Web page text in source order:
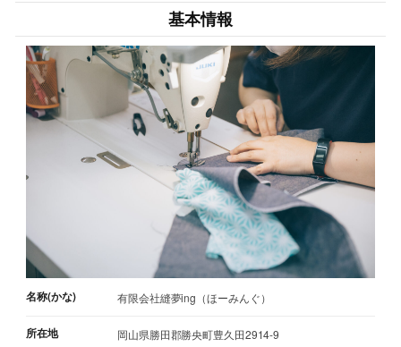
基本情報
名称(かな) 有限会社縫夢ing（ほーみんぐ）
所在地 岡山県勝田郡勝央町豊久田2914-9